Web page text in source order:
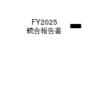
FY2025
統合報告書